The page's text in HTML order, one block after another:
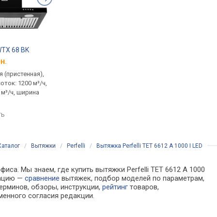
68 BK
(пристенная),
1200 м³/ч,
ч, ширина
/ Вытяжки / Perfelli / Вытяжка Perfelli TET 6612 A 1000 I LED
Мы знаем, где купить вытяжки Perfelli TET 6612 A 1000
—сравнение вытяжек, подбор моделей по параметрам,
обзоры, инструкции,рейтинг товаров,
согласия редакции.